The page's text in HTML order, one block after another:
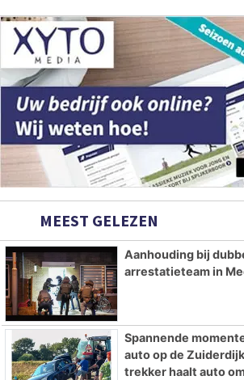
MEEST GELEZEN
Aanhouding bij
arrestatieteam in
Spannende
auto op de
trekker haalt auto